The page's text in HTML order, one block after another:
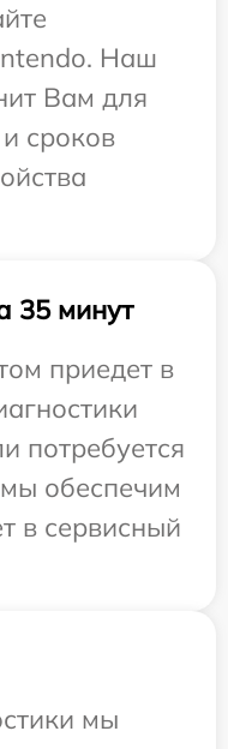
Наш
Вам для
сроков
35 минут
приедет в
потребуется
обеспечим
в сервисный
мы